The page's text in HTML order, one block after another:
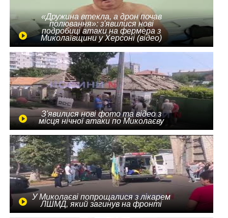
«Дружина втекла, а дрон почав
полювання»: з'явилися нові
подробиці атаки на фермера з
Миколаївщини у Херсоні (відео)
З'явилися нові фото та відео з
місця нічної атаки по Миколаєву
У Миколаєві попрощалися з лікарем
ЛШМД, який загинув на фронті